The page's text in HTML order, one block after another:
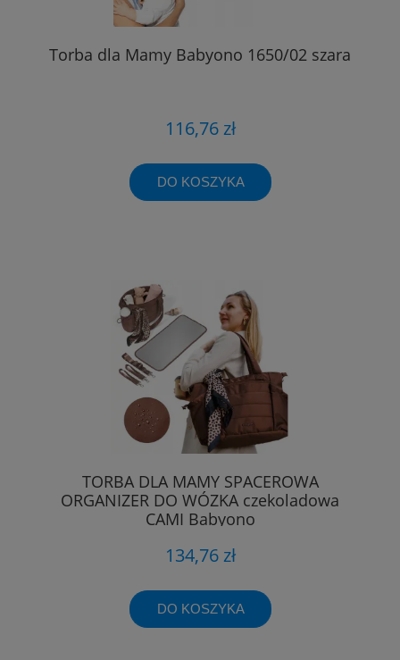
Torba dla Mamy Babyono 1650/02 szara
116,76 zł
DO KOSZYKA
TORBA DLA MAMY SPACEROWA
ORGANIZER DO WÓZKA czekoladowa
CAMI Babyono
134,76 zł
DO KOSZYKA